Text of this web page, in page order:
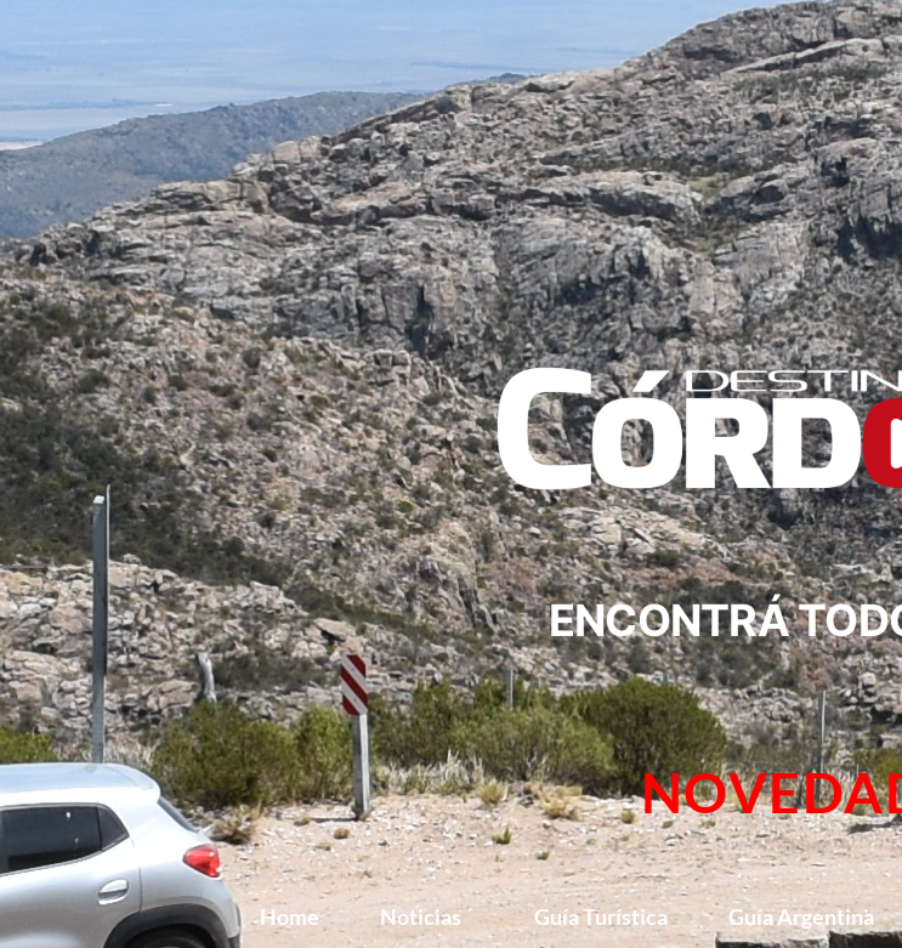
ENCONTRÁ
Home Noticias Guía Turística Guía Argentina